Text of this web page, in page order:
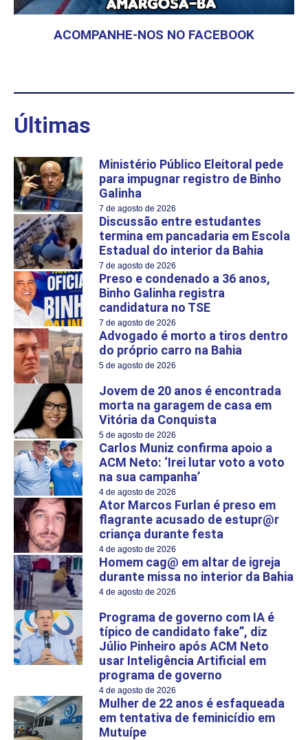
ACOMPANHE-NOS NO FACEBOOK
Últimas
Ministério Público Eleitoral pede
para impugnar registro de Binho
Galinha
7 de agosto de 2026
Discussão entre estudantes
termina em pancadaria em Escola
Estadual do interior da Bahia
7 de agosto de 2026
Preso e condenado a 36 anos,
Binho Galinha registra
candidatura no TSE
7 de agosto de 2026
Advogado é morto a tiros dentro
do próprio carro na Bahia
5 de agosto de 2026
Jovem de 20 anos é encontrada
morta na garagem de casa em
Vitória da Conquista
5 de agosto de 2026
Carlos Muniz confirma apoio a
ACM Neto: ‘Irei lutar voto a voto
na sua campanha’
4 de agosto de 2026
Ator Marcos Furlan é preso em
flagrante acusado de estupr@r
criança durante festa
4 de agosto de 2026
Homem cag@ em altar de igreja
durante missa no interior da Bahia
4 de agosto de 2026
Programa de governo com IA é
típico de candidato fake”, diz
Júlio Pinheiro após ACM Neto
usar Inteligência Artificial em
programa de governo
4 de agosto de 2026
Mulher de 22 anos é esfaqueada
em tentativa de feminicídio em
Mutuípe